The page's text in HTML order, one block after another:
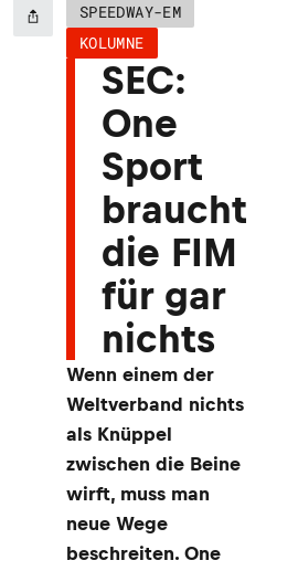
SPEEDWAY-EM
KOLUMNE
SEC:
One
Sport
braucht
die FIM
für gar
nichts
Wenn einem der
Weltverband nichts
als Knüppel
zwischen die Beine
wirft, muss man
neue Wege
beschreiten. One